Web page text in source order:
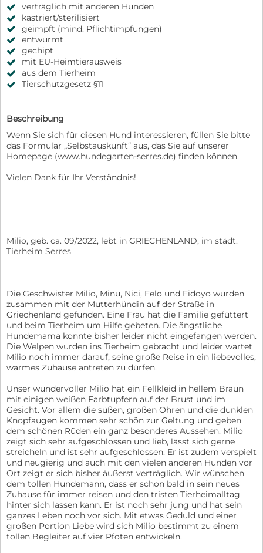
verträglich mit anderen Hunden
kastriert/sterilisiert
geimpft (mind. Pflichtimpfungen)
entwurmt
gechipt
mit EU-Heimtierausweis
aus dem Tierheim
Tierschutzgesetz §11
Beschreibung
Wenn Sie sich für diesen Hund interessieren, füllen Sie bitte
das Formular „Selbstauskunft“ aus, das Sie auf unserer
Homepage (www.hundegarten-serres.de) finden können.
Vielen Dank für Ihr Verständnis!
Milio, geb. ca. 09/2022, lebt in GRIECHENLAND, im städt.
Tierheim Serres
Die Geschwister Milio, Minu, Nici, Felo und Fidoyo wurden
zusammen mit der Mutterhündin auf der Straße in
Griechenland gefunden. Eine Frau hat die Familie gefüttert
und beim Tierheim um Hilfe gebeten. Die ängstliche
Hundemama konnte bisher leider nicht eingefangen werden.
Die Welpen wurden ins Tierheim gebracht und leider wartet
Milio noch immer darauf, seine große Reise in ein liebevolles,
warmes Zuhause antreten zu dürfen.
Unser wundervoller Milio hat ein Fellkleid in hellem Braun
mit einigen weißen Farbtupfern auf der Brust und im
Gesicht. Vor allem die süßen, großen Ohren und die dunklen
Knopfaugen kommen sehr schön zur Geltung und geben
dem schönen Rüden ein ganz besonderes Aussehen. Milio
zeigt sich sehr aufgeschlossen und lieb, lässt sich gerne
streicheln und ist sehr aufgeschlossen. Er ist zudem verspielt
und neugierig und auch mit den vielen anderen Hunden vor
Ort zeigt er sich bisher äußerst verträglich. Wir wünschen
dem tollen Hundemann, dass er schon bald in sein neues
Zuhause für immer reisen und den tristen Tierheimalltag
hinter sich lassen kann. Er ist noch sehr jung und hat sein
ganzes Leben noch vor sich. Mit etwas Geduld und einer
großen Portion Liebe wird sich Milio bestimmt zu einem
tollen Begleiter auf vier Pfoten entwickeln.